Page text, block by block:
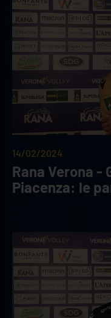
14/02/2024
Rana Verona -
Piacenza: le